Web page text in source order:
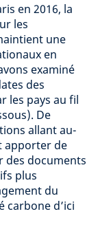
en 2016, la
les
une
en
examiné
des
les pays au fil
De
allant au-
apporter de
des documents
plus
du
carbone d’ici